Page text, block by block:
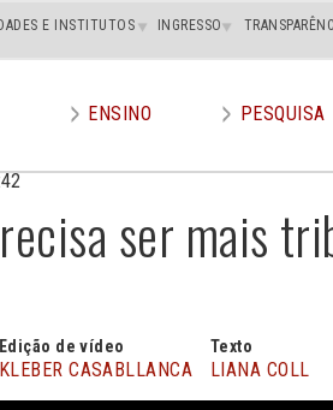
E INSTITUTOS INGRESSO
ENSINO PESQUISA
ser mais
Edição de vídeo
KLEBER CASABLLANCA
Texto
LIANA COLL